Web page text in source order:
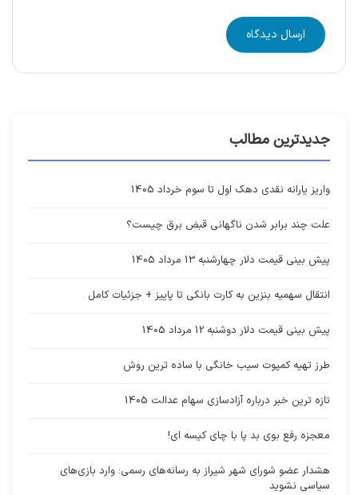
ارسال دیدگاه
جدیدترین مطالب
واریز یارانه نقدی دهک اول تا سوم خرداد 1405
علت چند برابر شدن ناگهانی قبض برق چیست؟
پیش بینی قیمت دلار چهارشنبه 13 مرداد 1405
انتقال سهمیه بنزین به کارت بانکی تا پاییز + جزئیات کامل
پیش بینی قیمت دلار دوشنبه 12 مرداد 1405
طرز تهیه کمپوت سیب خانگی با ساده ترین روش
تازه ترین خبر درباره آزادسازی سهام عدالت 1405
معجزه رفع بوی بد پا با چای کیسه ای!
هشدار عضو شورای شهر شیراز به رسانه‌های رسمی: وارد بازی‌های
سیاسی نشوید